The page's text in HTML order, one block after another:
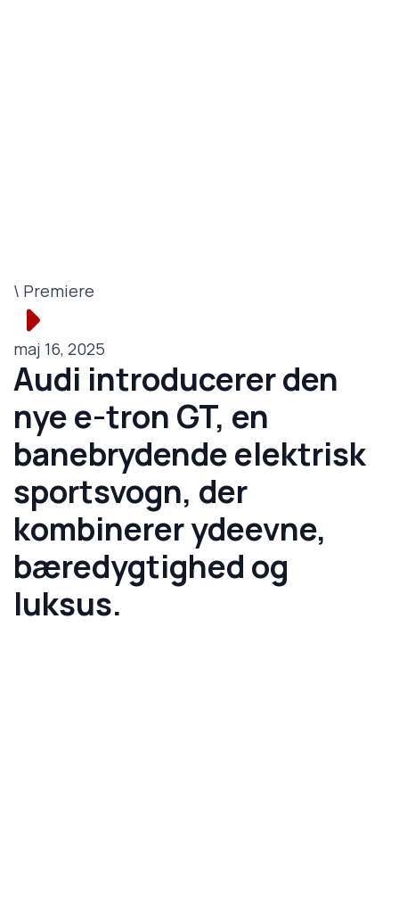
\ Premiere
maj 16, 2025
Audi introducerer den
nye e-tron GT, en
banebrydende elektrisk
sportsvogn, der
kombinerer ydeevne,
bæredygtighed og
luksus.